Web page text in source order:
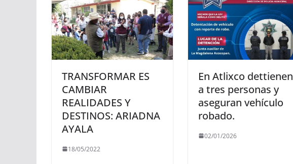
TRANSFORMAR ES
CAMBIAR
REALIDADES Y
DESTINOS: ARIADNA
AYALA
18/05/2022
En Atlixco dettienen
a tres personas y
aseguran vehículo
robado.
02/01/2026